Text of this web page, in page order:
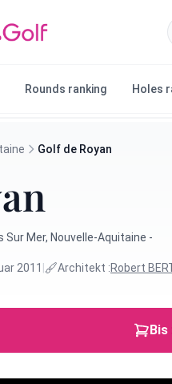
Rounds ranking Holes
Golf de Royan
Sur Mer, Nouvelle-Aquitaine -
2011 Architekt :Robert